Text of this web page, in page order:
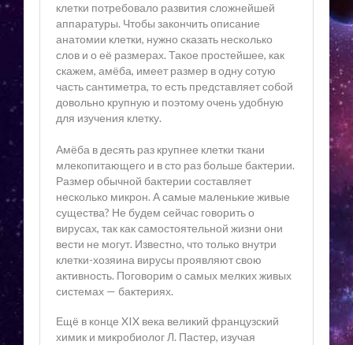
клетки потребовало развития сложнейшей
аппаратуры. Чтобы закончить описание
анатомии клетки, нужно сказать несколько
слов и о её размерах. Такое простейшее, как
скажем, амёба, имеет размер в одну сотую
часть сантиметра, то есть представляет собой
довольно крупную и поэтому очень удобную
для изучения клетку.
Амёба в десять раз крупнее клетки ткани
млекопитающего и в сто раз больше бактерии.
Размер обычной бактерии составляет
несколько микрон. А самые маленькие живые
существа? Не будем сейчас говорить о
вирусах, так как самостоятельной жизни они
вести не могут. Известно, что только внутри
клетки-хозяина вирусы проявляют свою
активность. Поговорим о самых мелких живых
системах — бактериях.
Ещё в конце XIX века великий французский
химик и микробиолог Л. Пастер, изучая